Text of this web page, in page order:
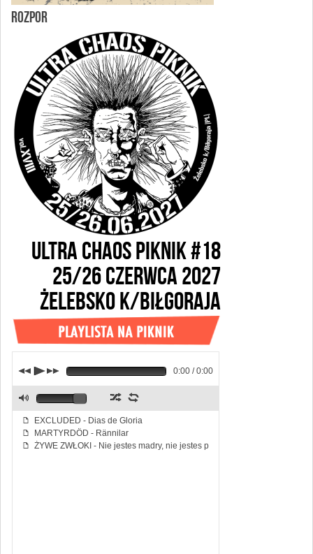
ROZPOR
ULTRA CHAOS PIKNIK #18
25/26 CZERWCA 2027
ŻELEBSKO k/BIŁGORAJA
p
j k 0:00 / 0:00
f EXCLUDED - Dias de Gloria
f MARTYRDÖD - Rännilar
f ŻYWE ZWŁOKI - Nie jestes madry, nie jestes piekny
M z l